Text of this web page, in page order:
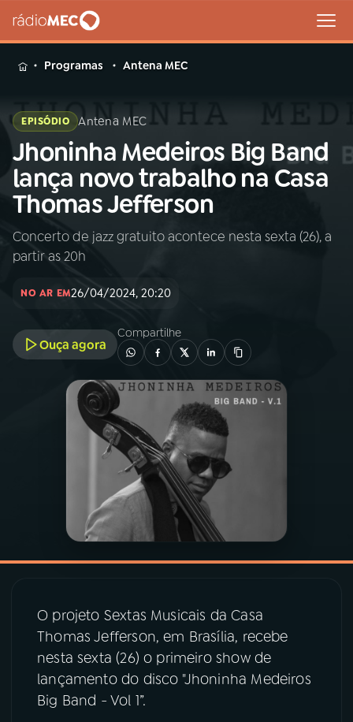
MENU
Buscar
na
Rádio
MEC
Buscar
Início AO VIVO
INÍCIO
A RÁDIO
PROGRAMAÇÃO
PROGRAMAS
PODCASTS
PRÊMIO RÁDIO MEC
ACOMPANHE A RÁDIO MEC
Programas Antena MEC
EPISÓDIO Antena MEC
Jhoninha Medeiros Big Band
lança novo trabalho na Casa
Thomas Jefferson
Concerto de jazz gratuito acontece nesta sexta (26), a
partir as 20h
NO AR EM26/04/2024, 20:20
Ouça agora
Compartilhe
O projeto Sextas Musicais da Casa
Thomas Jefferson, em Brasília, recebe
nesta sexta (26) o primeiro show de
lançamento do disco "Jhoninha Medeiros
Big Band - Vol 1”.